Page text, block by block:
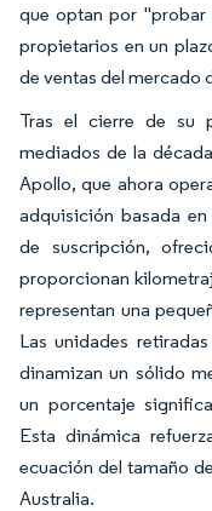
que optan por "probar
propietarios en un
de ventas del mercado
Tras el cierre de su
mediados de la
Apollo, que ahora
adquisición basada
de suscripción,
proporcionan
representan una
Las unidades
dinamizan un sólido
un porcentaje
Esta dinámica
ecuación del tamaño
Australia.